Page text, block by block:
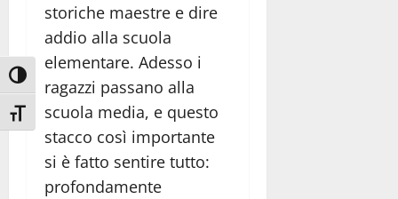
Attiva/disattiva alto contrasto
Attiva/disattiva dimensione testo
storiche maestre e dire
addio alla scuola
elementare. Adesso i
ragazzi passano alla
scuola media, e questo
stacco così importante
si è fatto sentire tutto:
profondamente